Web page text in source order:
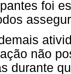
foi
não
durante